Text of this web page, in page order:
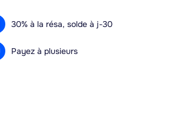
30% à la résa, solde à j-30
Payez à plusieurs